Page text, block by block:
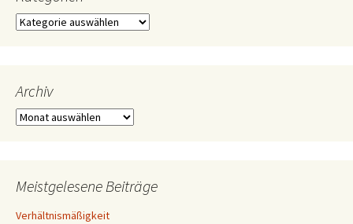
Kategorien
Archiv
Archiv
Meistgelesene Beiträge
Verhältnismäßigkeit